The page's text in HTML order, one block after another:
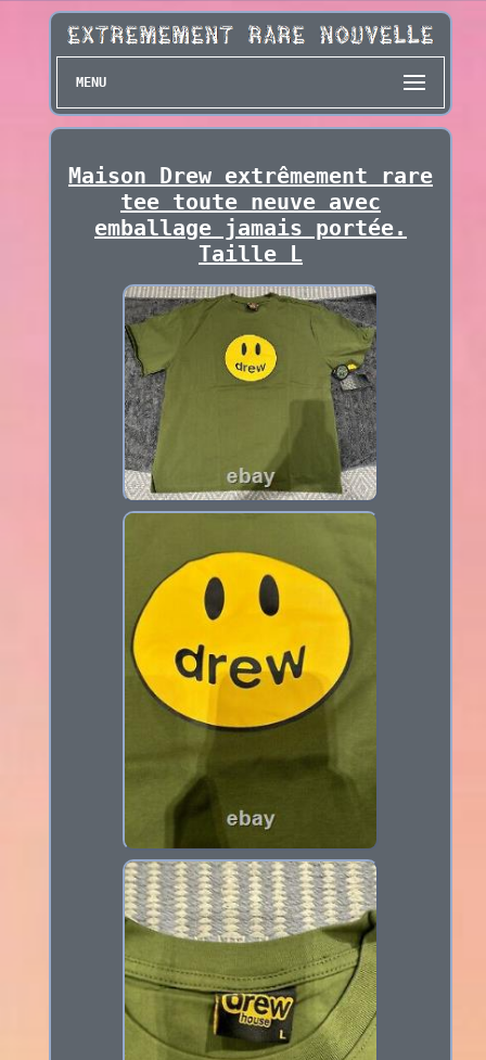
MENU
Maison Drew extrêmement rare
tee toute neuve avec
emballage jamais portée.
Taille L